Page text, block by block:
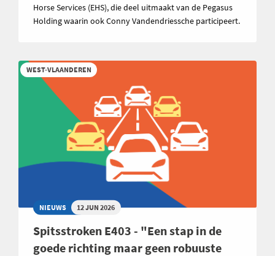
Horse Services (EHS), die deel uitmaakt van de Pegasus
Holding waarin ook Conny Vandendriessche participeert.
WEST-VLAANDEREN
NIEUWS 12 JUN 2026
Spitsstroken E403 - "Een stap in de
goede richting maar geen robuuste